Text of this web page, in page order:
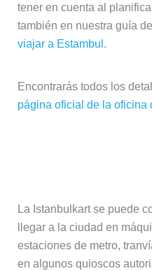
tener en cuenta al
también en nuestra guía de
viajar a Estambul .
Encontrarás todos los
página oficial de la oficina
La Istanbulkart se puede
llegar a la ciudad en
estaciones de metro,
en algunos quioscos